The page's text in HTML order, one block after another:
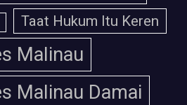
Taat Hukum Itu Keren
Malinau
Malinau Damai